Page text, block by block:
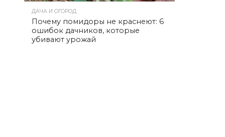
ДАЧА И ОГОРОД
Почему помидоры не краснеют: 6
ошибок дачников, которые
убивают урожай